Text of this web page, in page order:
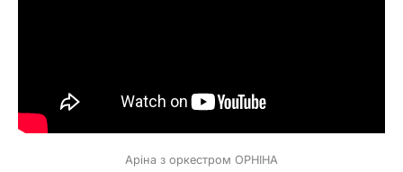
Аріна з оркестром ОРНІНА